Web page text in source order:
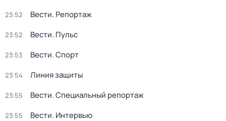
23:52 Вести. Репортаж
23:52 Вести. Пульс
23:53 Вести. Спорт
23:54 Линия защиты
23:55 Вести. Специальный репортаж
23:55 Вести. Интервью